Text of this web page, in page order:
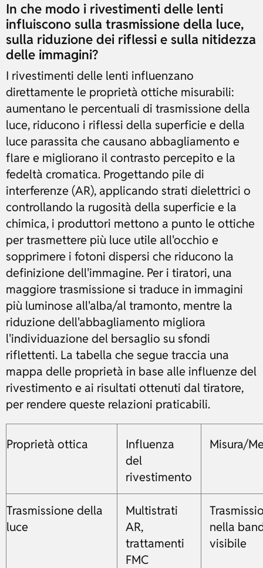
In che modo i rivestimenti delle lenti
influiscono sulla trasmissione della luce,
sulla riduzione dei riflessi e sulla nitidezza
delle immagini?
I rivestimenti delle lenti influenzano
direttamente le proprietà ottiche misurabili:
aumentano le percentuali di trasmissione della
luce, riducono i riflessi della superficie e della
luce parassita che causano abbagliamento e
flare e migliorano il contrasto percepito e la
fedeltà cromatica. Progettando pile di
interferenze (AR), applicando strati dielettrici o
controllando la rugosità della superficie e la
chimica, i produttori mettono a punto le ottiche
per trasmettere più luce utile all'occhio e
sopprimere i fotoni dispersi che riducono la
definizione dell'immagine. Per i tiratori, una
maggiore trasmissione si traduce in immagini
più luminose all'alba/al tramonto, mentre la
riduzione dell'abbagliamento migliora
l'individuazione del bersaglio su sfondi
riflettenti. La tabella che segue traccia una
mappa delle proprietà in base alle influenze del
rivestimento e ai risultati ottenuti dal tiratore,
per rendere queste relazioni praticabili.
Proprietà ottica
Influenza
del
rivestimento
Misura/
Trasmissione della
luce
Multistrati
AR,
trattamenti
FMC
nella
visibile